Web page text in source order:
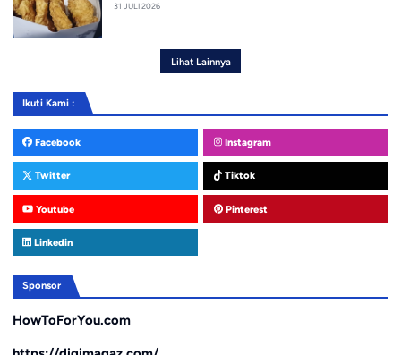
31 JULI 2026
Lihat Lainnya
Ikuti Kami :
Facebook Instagram
Twitter Tiktok
Youtube Pinterest
Linkedin
Sponsor
HowToForYou.com